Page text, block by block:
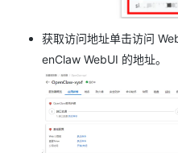
获取访问地址单击访问
enClaw WebUI 的地址。